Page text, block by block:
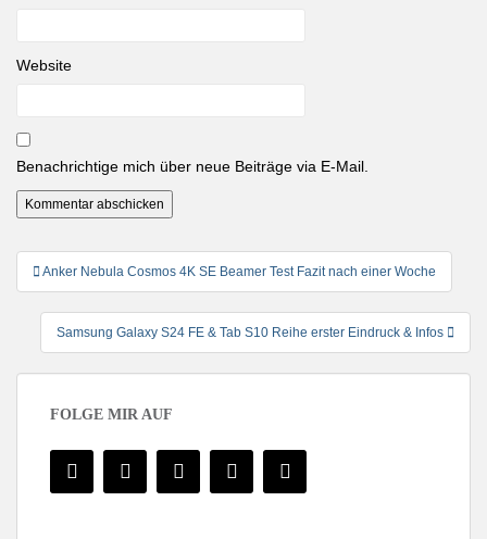
Website
Benachrichtige mich über neue Beiträge via E-Mail.
Beitragsnavigation
Anker Nebula Cosmos 4K SE Beamer Test Fazit nach einer Woche
Samsung Galaxy S24 FE & Tab S10 Reihe erster Eindruck & Infos
FOLGE MIR AUF